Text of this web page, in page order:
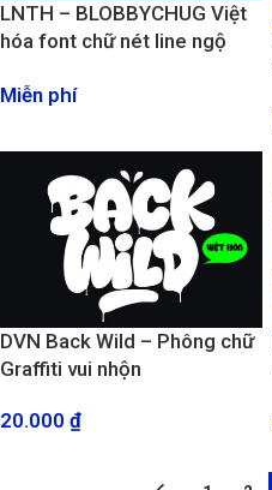
LNTH – BLOBBYCHUG Việt
hóa font chữ nét line ngộ
Miễn phí
DVN Back Wild – Phông chữ
Graffiti vui nhộn
20.000 ₫